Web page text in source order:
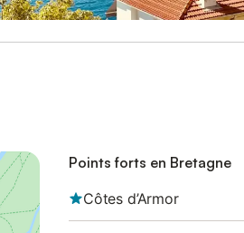
Points forts en Bretagne
Côtes d’Armor